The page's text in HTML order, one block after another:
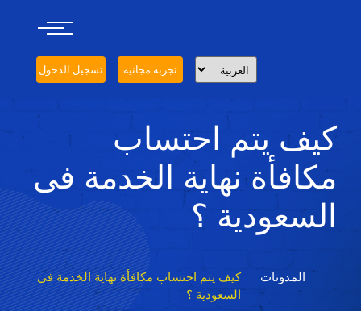
تجربة مجانية تسجيل الدخول
كيف يتم احتساب
مكافأة نهاية الخدمة فى
السعودية ؟
المدونات
كيف يتم احتساب مكافأة نهاية الخدمة فى
السعودية ؟